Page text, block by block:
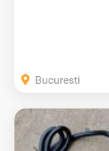
Bucuresti